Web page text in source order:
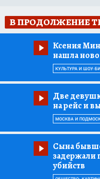
В ПРОДОЛЖЕНИЕ
Ксения
нашла
КУЛЬТУРА И ШОУ-
Две
на рейс и
МОСКВА И
Сына
задержали
убийств